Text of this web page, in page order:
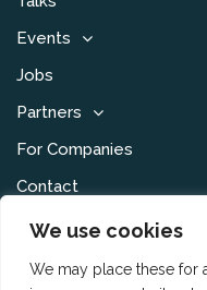
We use cookies
We may place these for
Events
Jobs
Partners
For Companies
Contact
Disclaimer & Voorwaarden